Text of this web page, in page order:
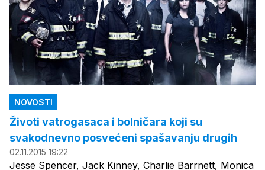
NOVOSTI
Životi vatrogasaca i bolničara koji su
svakodnevno posvećeni spašavanju drugih
02.11.2015 19:22
Jesse Spencer, Jack Kinney, Charlie Barrnett, Monica